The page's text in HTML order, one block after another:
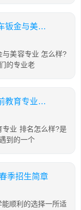
重庆市开县巨龙中等职业技术学校汽车钣金与美容专业怎么样?
与美容专业 怎么样?
的专业老
重庆市开县巨龙中等职业技术学校学前教育专业怎么样?
专业 排名怎么样?是
到的一个
季招生简章
顺利的选择一所适